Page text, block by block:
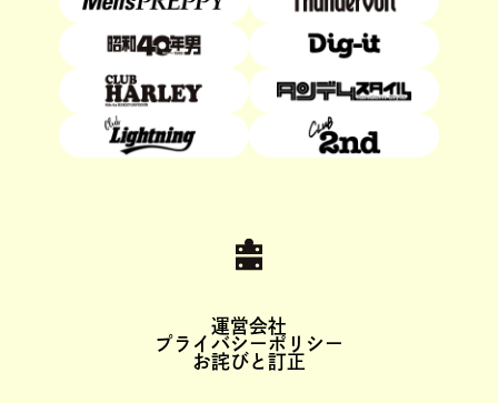
絵本と文房具が織りなす奥深い世
界にご案内！「趣味の文具箱...
2026.06.10
運営会社
プライバシーポリシー
お詫びと訂正